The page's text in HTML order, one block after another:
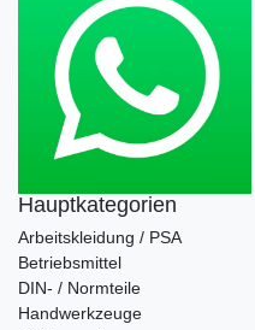
Hauptkategorien
Arbeitskleidung / PSA
Betriebsmittel
DIN- / Normteile
Handwerkzeuge